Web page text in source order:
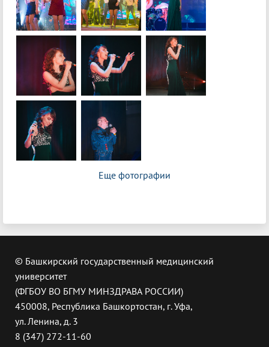
Еще фотографии
© Башкирский государственный медицинский
университет
(ФГБОУ ВО БГМУ МИНЗДРАВА РОССИИ)
450008, Республика Башкортостан, г. Уфа,
ул. Ленина, д. 3
8 (347) 272-11-60